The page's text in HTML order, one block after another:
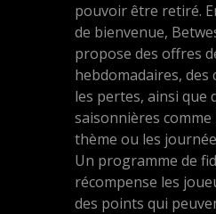
pouvoir être retiré.
de bienvenue,
propose des offres
hebdomadaires, des
les pertes, ainsi que
saisonnières
thème ou les
Un programme de
récompense les
des points qui